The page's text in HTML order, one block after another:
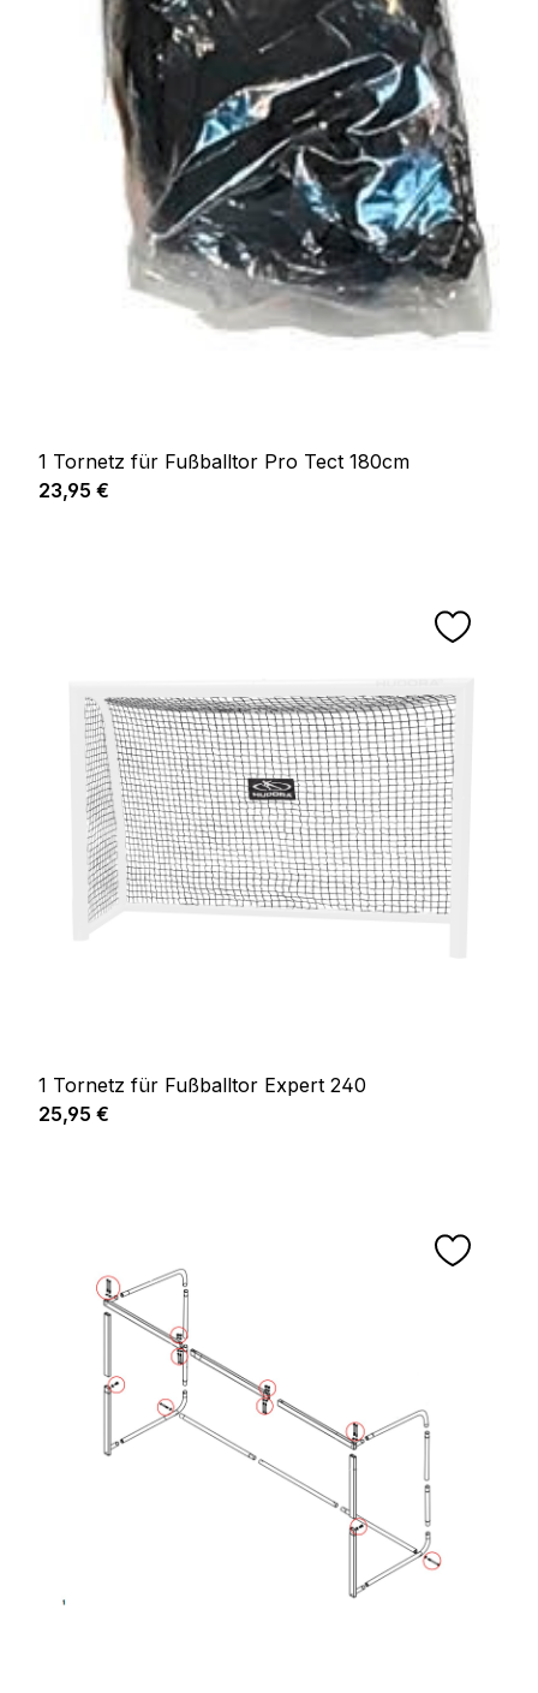
1 Tornetz für Fußballtor Pro Tect 180cm
Prix régulier :
23,95 €
1 Tornetz für Fußballtor Expert 240
Prix régulier :
25,95 €